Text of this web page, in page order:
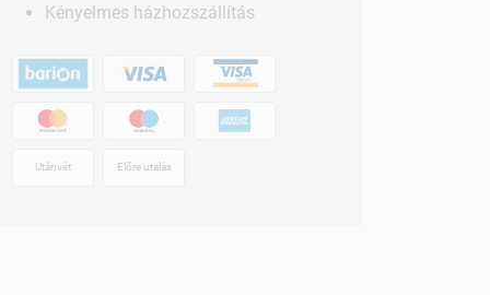
Kényelmes házhozszállítás
Utánvét Előre utalás